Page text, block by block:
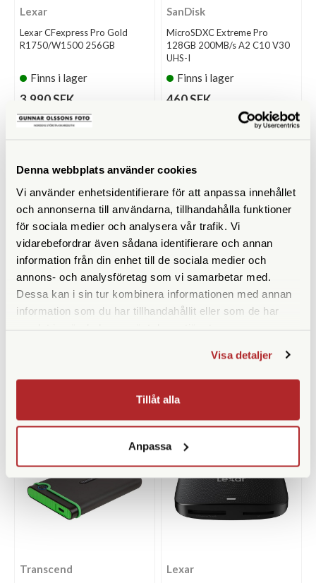
Denna webbplats använder cookies
Vi använder enhetsidentifierare för att anpassa innehållet
och annonserna till användarna, tillhandahålla funktioner
för sociala medier och analysera vår trafik. Vi
vidarebefordrar även sådana identifierare och annan
information från din enhet till de sociala medier och
annons- och analysföretag som vi samarbetar med.
Dessa kan i sin tur kombinera informationen med annan
information som du har tillhandahållit eller som de har
Visa detaljer
Tillåt alla
Anpassa
Lexar
Lexar CFexpress Pro Gold
R1750/W1500 256GB
Finns i lager
3.990 SEK
KÖP
SanDisk
MicroSDXC Extreme Pro
128GB 200MB/s A2 C10 V30
UHS-I
Finns i lager
460 SEK
LÄS MER
Hama
Hama Kortläsare USB 3.0 Multi
Hama
Hama Kortläsare USB 3.0 Multi
Finns i lager
Transcend Lexar